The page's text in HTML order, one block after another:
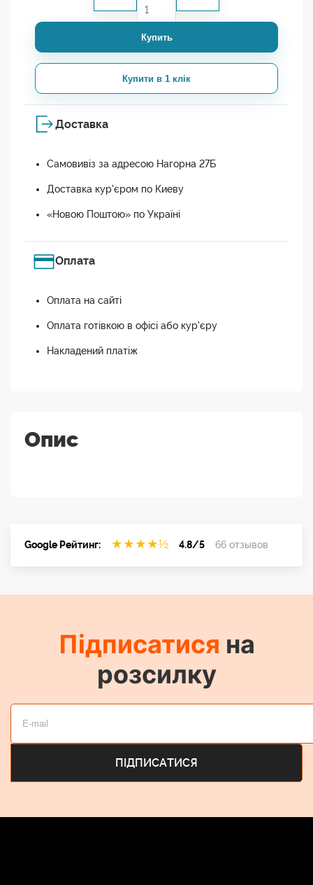
Купить
Купити в 1 клік
Доставка
Самовивіз за адресою Нагорна 27Б
Доставка кур'єром по Киеву
«Новою Поштою» по Україні
Оплата
Оплата на сайті
Оплата готівкою в офісі або кур'єру
Накладений платіж
Опис
Google Рейтинг: ★ ★ ★ ★½ 4.8/5 66 отзывов
Підписатися на
розсилку